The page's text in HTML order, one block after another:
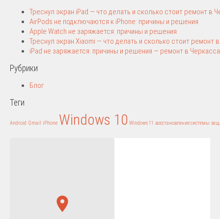
Треснул экран iPad — что делать и сколько стоит ремонт в
AirPods не подключаются к iPhone: причины и решения
Apple Watch не заряжается: причины и решения
Треснул экран Xiaomi — что делать и сколько стоит ремонт
iPad не заряжается: причины и решения — ремонт в
Рубрики
Блог
Теги
Android Gmail iPhone Windows 10 Windows 11 восстановление системы